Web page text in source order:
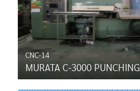
CNC-14
MURATA C-3000 PUNCHING